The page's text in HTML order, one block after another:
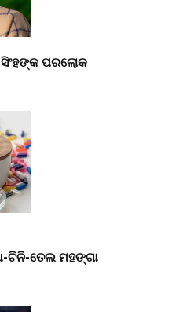
ପରଲୋକ
ତେଲ ମହଙ୍ଗା